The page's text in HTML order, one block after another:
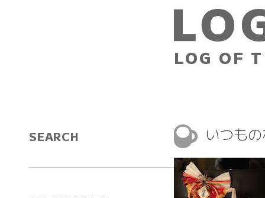
LOG OF
SEARCH いつも